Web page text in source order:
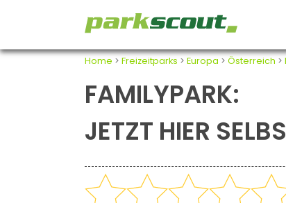
Home > Freizeitparks > Europa > Österreich >
FAMILYPARK:
JETZT HIER